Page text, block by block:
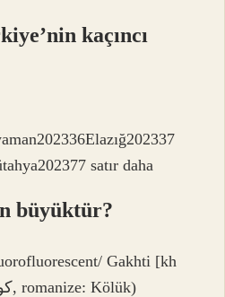
kaçıncı
satır daha
büyüktür?
Gakhti [kh